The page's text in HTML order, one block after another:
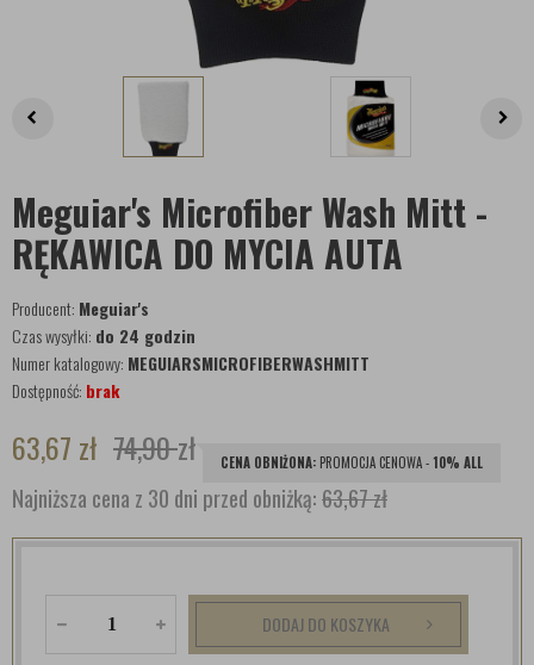
Meguiar's Microfiber Wash Mitt -
RĘKAWICA DO MYCIA AUTA
Producent: Meguiar's
Czas wysyłki: do 24 godzin
Numer katalogowy: MEGUIARSMICROFIBERWASHMITT
Dostępność: brak
63,67 zł 74,90zł CENA OBNIŻONA: PROMOCJA CENOWA -10% ALL
Najniższa cena z 30 dni przed obniżką:63,67 zł
DODAJ DO KOSZYKA